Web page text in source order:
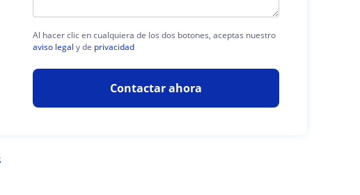
Al hacer clic en cualquiera de los dos botones, aceptas nuestro
aviso legal y de privacidad
Contactar ahora